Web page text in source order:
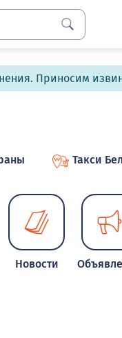
Приносим
Такси
Новости